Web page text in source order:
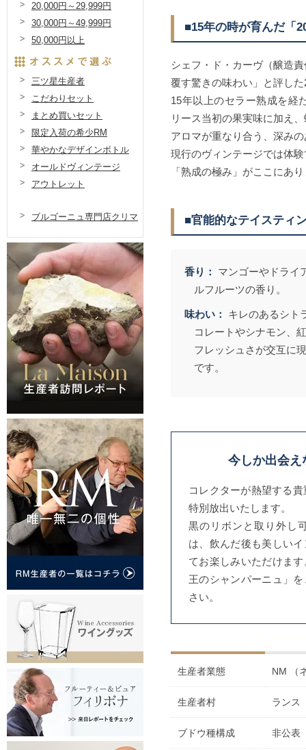
■15年の時が育んだ「
シェフ・ド・カーヴ（醸造
覆す驚きの味わい」と評した
15年以上のセラー熟成を経
リース当初の果実味に加え
アロマが重なり合う、深み
現行のヴィンテージでは体
「熟成の極み」がここにあ
■官能的なテイスティ
香り：
マンゴーやドライ
ルフルーツの香り。
味わい：
キレのあるシト
コレートやシナモン、
フレッシュさが交互に
です。
今しか出会え
コレクターが熱望する
特別放出いたします。
黒のリボンと取り外し
は、飲んだ後も美しい
てお楽しみいただけま
王のシャンパーニュ」
さい。
生産者業態 NM （
生産者村 ランス
ブドウ種構成 非公表
20,000円～29,999円
30,000円～49,999円
50,000円以上
三ツ星生産者
こだわりセット
まとめ買いセット
限定入荷の希少RM
華やかなデザインボトル
オールドヴィンテージ
アウトレット
ブルゴーニュ専門店クリマ